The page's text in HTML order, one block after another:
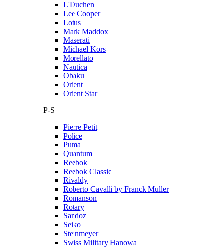
L'Duchen
Lee Cooper
Lotus
Mark Maddox
Maserati
Michael Kors
Morellato
Nautica
Obaku
Orient
Orient Star
P-S
Pierre Petit
Police
Puma
Quantum
Reebok
Reebok Classic
Rivaldy
Roberto Cavalli by Franck Muller
Romanson
Rotary
Sandoz
Seiko
Steinmeyer
Swiss Military Hanowa